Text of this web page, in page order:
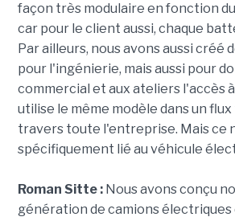
façon très modulaire en fonction
car pour le client aussi, chaque
Par ailleurs, nous avons aussi créé
pour l'ingénierie, mais aussi pour
commercial et aux ateliers l'accès
utilise le même modèle dans un
travers toute l'entreprise. Mais ce
spécifiquement lié au véhicule
Roman Sitte :Nous avons conçu
génération de camions électriques